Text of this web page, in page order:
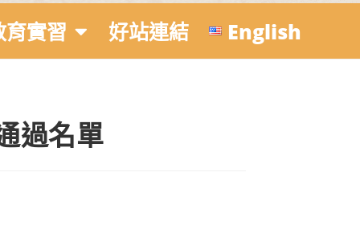
育實習 好站連結 English
過名單